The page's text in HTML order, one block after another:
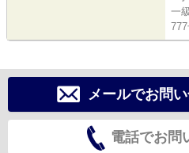
一
メールでお問
電話でお問